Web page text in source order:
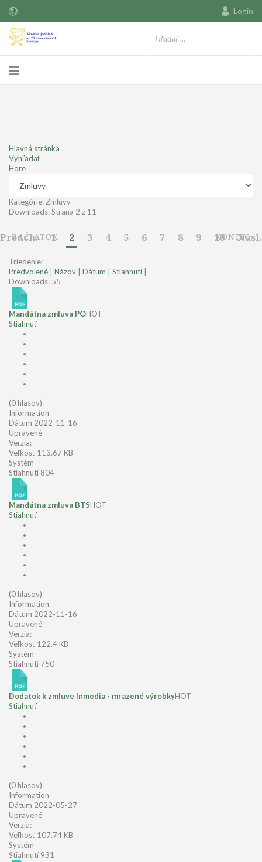
Login
Hlavná stránka
Vyhľadať
Hore
Kategórie: Zmluvy
Downloads: Strana 2 z 11
ZAČIATOK
Predch. 1 2 3 4 5 6 7 8 9 10 Nasl.
KONIEC
Triedenie:
Predvolené
Názov Dátum Stiahnutí
Downloads: 55
Mandátna zmluva POHOT
Stiahnuť
(0 hlasov)
Information
Dátum 2022-11-16
Upravené
Verzia:
Veľkosť 113.67 KB
Systém
Stiahnutí 804
Mandátna zmluva BTSHOT
Stiahnuť
(0 hlasov)
Information
Dátum 2022-11-16
Upravené
Verzia:
Veľkosť 122.4 KB
Systém
Stiahnutí 750
Dodatok k zmluve Inmedia - mrazené výrobkyHOT
Stiahnuť
(0 hlasov)
Information
Dátum 2022-05-27
Upravené
Verzia:
Veľkosť 107.74 KB
Systém
Stiahnutí 931